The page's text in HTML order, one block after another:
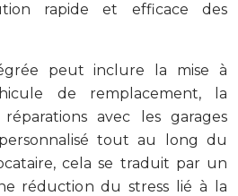
rapide et efficace des
peut inclure la mise à
de remplacement, la
avec les garages
tout au long du
cela se traduit par un
réduction du stress lié à la